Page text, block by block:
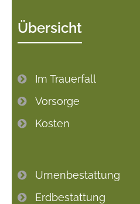
Übersicht
Im Trauerfall
Vorsorge
Kosten
Urnenbestattung
Erdbestattung